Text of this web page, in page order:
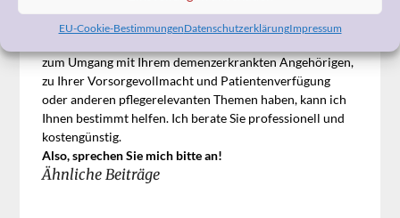
EU-Cookie-BestimmungenDatenschutzerklärungImpressum
Wenn Sie Fragen zum Widerspruch, zur
zum Umgang mit Ihrem demenzerkrankten Angehörigen,
zu Ihrer Vorsorgevollmacht und Patientenverfügung
oder anderen pflegerelevanten Themen haben, kann ich
Ihnen bestimmt helfen. Ich berate Sie professionell und
kostengünstig.
Also, sprechen Sie mich bitte an!
Ähnliche Beiträge